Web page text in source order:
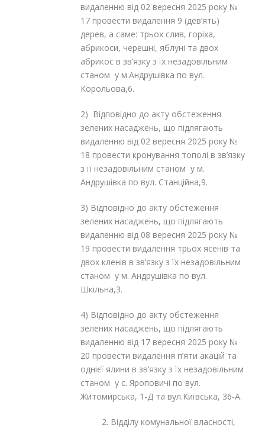
видаленню від 02 вересня 2025 року №
17 провести видалення 9 (дев’ять)
дерев, а саме: трьох слив, горіха,
абрикоси, черешні, яблуні та двох
абрикос в зв’язку з їх незадовільним
станом у м.Андрушівка по вул.
Корольова,6.
2) Відповідно до акту обстеження
зелених насаджень, що підлягають
видаленню від 02 вересня 2025 року №
18 провести кронування тополі в зв’язку
з її незадовільним станом у м.
Андрушівка по вул. Станційна,9.
3) Відповідно до акту обстеження
зелених насаджень, що підлягають
видаленню від 08 вересня 2025 року №
19 провести видалення трьох ясенів та
двох кленів в зв’язку з їх незадовільним
станом у м. Андрушівка по вул.
Шкільна,3.
4) Відповідно до акту обстеження
зелених насаджень, що підлягають
видаленню від 17 вересня 2025 року №
20 провести видалення п’яти акацій та
однієї ялини в зв’язку з їх незадовільним
станом у c. Яроповичі по вул.
Житомирська, 1-Д та вул.Київська, 36-А.
2. Відділу комунальної власності,